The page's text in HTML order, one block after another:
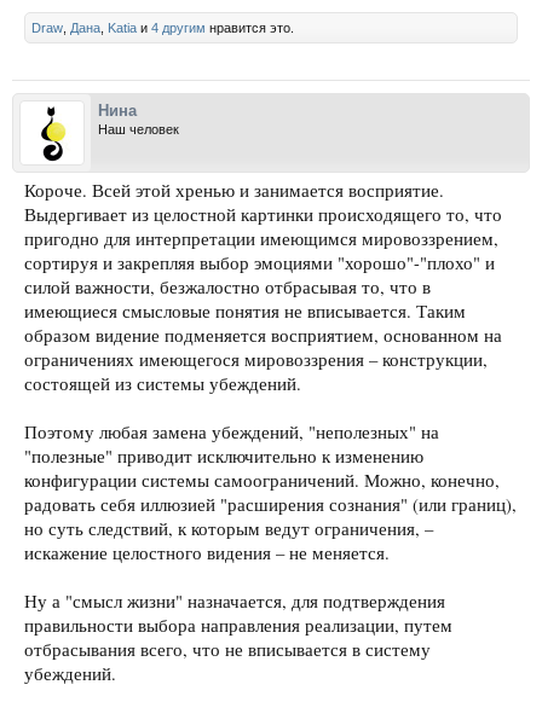
Draw Дана Katia и 4 другим нравится это.
Нина
Наш человек
Короче. Всей этой хренью и занимается восприятие.
Выдергивает из целостной картинки происходящего то, что
пригодно для интерпретации имеющимся мировоззрением,
сортируя и закрепляя выбор эмоциями "хорошо"-"плохо" и
силой важности, безжалостно отбрасывая то, что в
имеющиеся смысловые понятия не вписывается. Таким
образом видение подменяется восприятием, основанном на
ограничениях имеющегося мировоззрения – конструкции,
состоящей из системы убеждений.
Поэтому любая замена убеждений, "неполезных" на
"полезные" приводит исключительно к изменению
конфигурации системы самоограничений. Можно, конечно,
радовать себя иллюзией "расширения сознания" (или границ),
но суть следствий, к которым ведут ограничения, –
искажение целостного видения – не меняется.
Ну а "смысл жизни" назначается, для подтверждения
правильности выбора направления реализации, путем
отбрасывания всего, что не вписывается в систему
убеждений.